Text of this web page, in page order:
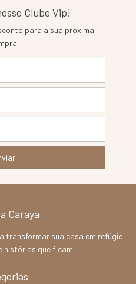
Clube Vip!
para a sua próxima
Caraya
transformar sua casa em refúgio
histórias que ficam.